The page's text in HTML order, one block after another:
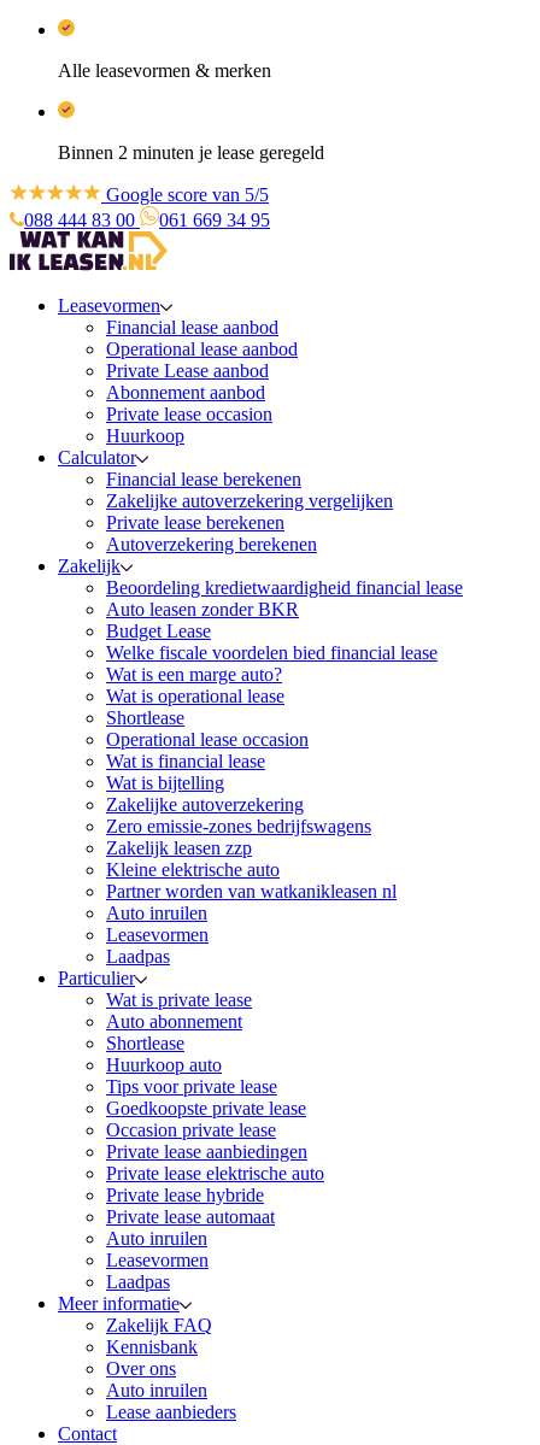
Alle leasevormen & merken
Binnen 2 minuten je lease geregeld
Google score van 5/5
088 444 83 00
061 669 34 95
Leasevormen
Financial lease aanbod
Operational lease aanbod
Private Lease aanbod
Abonnement aanbod
Private lease occasion
Huurkoop
Calculator
Financial lease berekenen
Zakelijke autoverzekering vergelijken
Private lease berekenen
Autoverzekering berekenen
Zakelijk
Beoordeling kredietwaardigheid financial lease
Auto leasen zonder BKR
Budget Lease
Welke fiscale voordelen bied financial lease
Wat is een marge auto?
Wat is operational lease
Shortlease
Operational lease occasion
Wat is financial lease
Wat is bijtelling
Zakelijke autoverzekering
Zero emissie-zones bedrijfswagens
Zakelijk leasen zzp
Kleine elektrische auto
Partner worden van watkanikleasen nl
Auto inruilen
Leasevormen
Laadpas
Particulier
Wat is private lease
Auto abonnement
Shortlease
Huurkoop auto
Tips voor private lease
Goedkoopste private lease
Occasion private lease
Private lease aanbiedingen
Private lease elektrische auto
Private lease hybride
Private lease automaat
Auto inruilen
Leasevormen
Laadpas
Meer informatie
Zakelijk FAQ
Kennisbank
Over ons
Auto inruilen
Lease aanbieders
Contact